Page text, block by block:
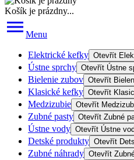
Košík je prázdny...
Menu
Elektrické kefky Otevřít
Ústne sprchy Otevřít Ústne
Bielenie zubov Otevřít
Klasické kefky Otevřít
Medzizubie Otevřít
Zubné pasty Otevřít Zubné
Ústne vody Otevřít Ústne
Detské produkty Otevřít
Zubné náhrady Otevřít